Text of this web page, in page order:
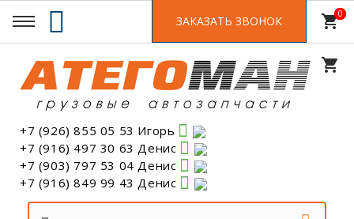
+7 (926) 855 05 53 Игорь
+7 (916) 497 30 63 Денис
+7 (903) 797 53 04 Денис
+7 (916) 849 99 43 Денис
ЗАКАЗАТЬ ЗВОНОК shopping_cart0
shopping_cart
0